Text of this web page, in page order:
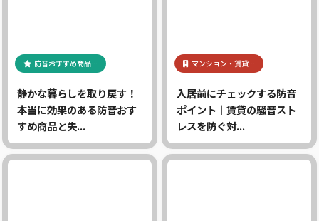
防音おすすめ商品…
静かな暮らしを取り戻す！
本当に効果のある防音おす
すめ商品と失...
マンション・賃貸…
入居前にチェックする防音
ポイント｜賃貸の騒音スト
レスを防ぐ対...